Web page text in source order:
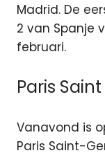
Madrid. De
2 van Spanje
februari.
Paris
Vanavond is
Paris Saint-